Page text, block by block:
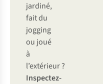
jardiné,
fait du
jogging
ou joué
à
l’extérieur ?
Inspectez-